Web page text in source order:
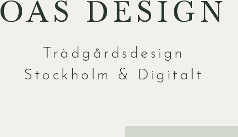
OAS DESIGN
Trädgårdsdesign
Stockholm & Digitalt